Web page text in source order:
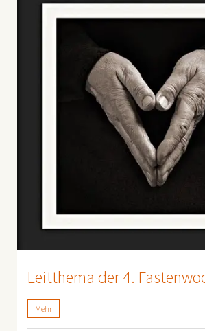
Leitthema der 4.
Mehr